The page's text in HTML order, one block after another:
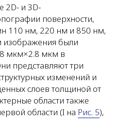
2D- и 3D-
поверхности,
110 нм, 220 нм и 850 нм,
изображения были
мкм×2.8 мкм в
представляют три
изменений и
слоев толщиной от
области также
области (I на Рис. 5),